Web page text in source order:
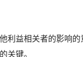
利益相关者的影响的
关键。